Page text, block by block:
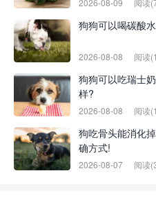
狗狗可以喝碳酸
2026-08-08 阅读
狗狗可以吃瑞士
样?
2026-08-08 阅读
狗吃骨头能消化
确方式!
2026-08-07 阅读